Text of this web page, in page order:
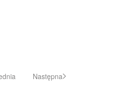
Następna